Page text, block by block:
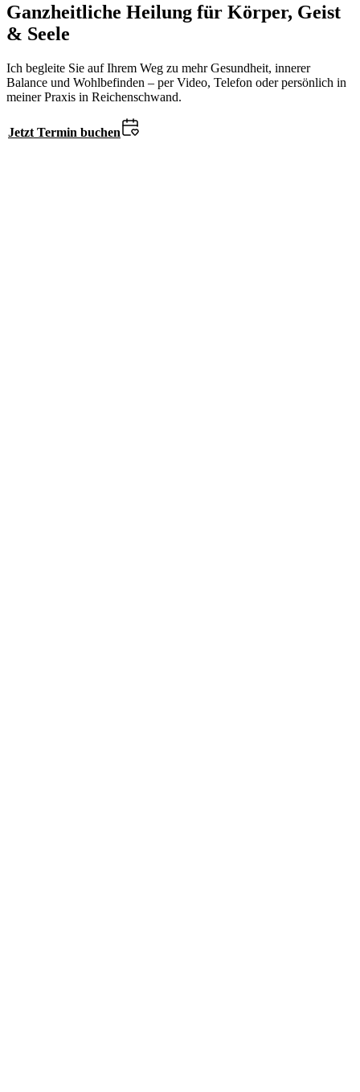
Ganzheitliche Heilung für Körper, Geist
& Seele
Ich begleite Sie auf Ihrem Weg zu mehr Gesundheit, innerer
Balance und Wohlbefinden – per Video, Telefon oder persönlich in
meiner Praxis in Reichenschwand.
Jetzt Termin buchen